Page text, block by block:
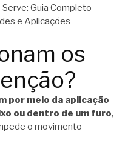
Guia Completo
e Aplicações
os
por meio da aplicação
ou dentro de um furo,
o movimento